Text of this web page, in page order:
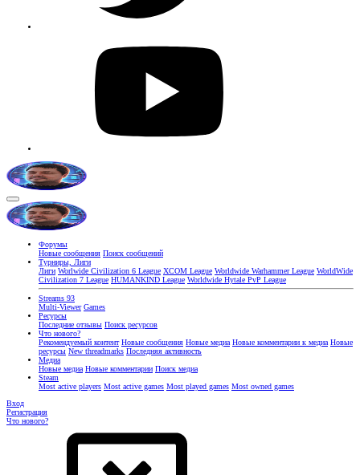
Форумы
Новые сообщения Поиск сообщений
Турниры, Лиги
Лиги Worlwide Civilization 6 League XCOM League Worldwide Warhammer League WorldWide
Civilization 7 League HUMANKIND League Worldwide Hytale PvP League
Streams 93
Multi-Viewer Games
Ресурсы
Последние отзывы Поиск ресурсов
Что нового?
Рекомендуемый контент Новые сообщения Новые медиа Новые комментарии к медиа Новые
ресурсы New threadmarks Последняя активность
Медиа
Новые медиа Новые комментарии Поиск медиа
Steam
Most active players Most active games Most played games Most owned games
Вход
Регистрация
Что нового?